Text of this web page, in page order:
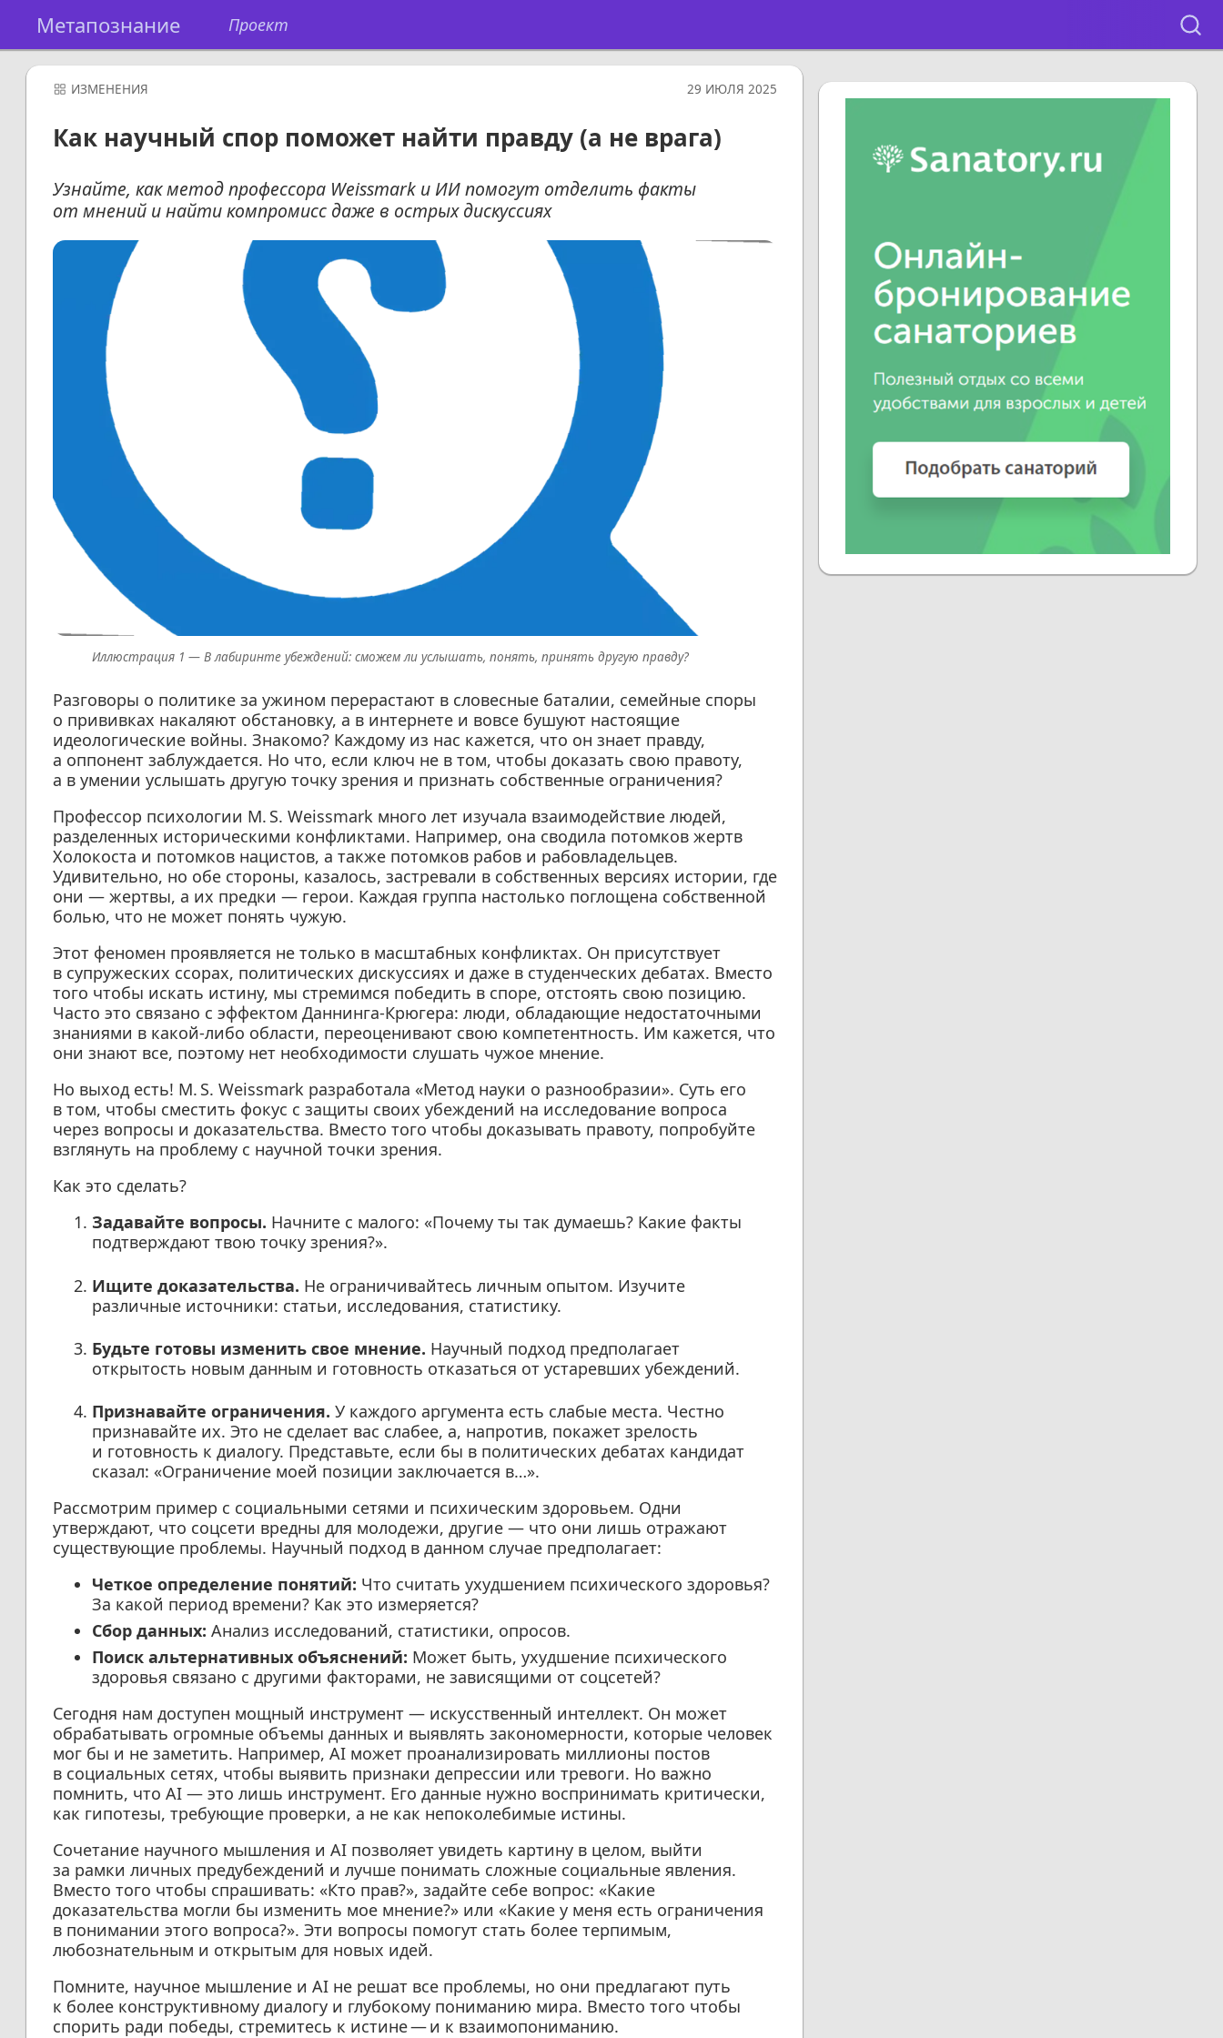
Метапознание Проект
ИЗМЕНЕНИЯ 29 ИЮЛЯ 2025
Как научный спор поможет найти правду (а не врага)
Узнайте, как метод профессора Weissmark и ИИ помогут отделить факты
от мнений и найти компромисс даже в острых дискуссиях
В лабиринте убеждений: сможем ли услышать, понять, принять другую правду?
Разговоры о политике за ужином перерастают в словесные баталии, семейные споры
о прививках накаляют обстановку, а в интернете и вовсе бушуют настоящие
идеологические войны. Знакомо? Каждому из нас кажется, что он знает правду,
а оппонент заблуждается. Но что, если ключ не в том, чтобы доказать свою правоту,
а в умении услышать другую точку зрения и признать собственные ограничения?
Профессор психологии М. S. Weissmark много лет изучала взаимодействие людей,
разделенных историческими конфликтами. Например, она сводила потомков жертв
Холокоста и потомков нацистов, а также потомков рабов и рабовладельцев.
Удивительно, но обе стороны, казалось, застревали в собственных версиях истории, где
они — жертвы, а их предки — герои. Каждая группа настолько поглощена собственной
болью, что не может понять чужую.
Этот феномен проявляется не только в масштабных конфликтах. Он присутствует
в супружеских ссорах, политических дискуссиях и даже в студенческих дебатах. Вместо
того чтобы искать истину, мы стремимся победить в споре, отстоять свою позицию.
Часто это связано с эффектом Даннинга-Крюгера: люди, обладающие недостаточными
знаниями в какой-либо области, переоценивают свою компетентность. Им кажется, что
они знают все, поэтому нет необходимости слушать чужое мнение.
Но выход есть! М. S. Weissmark разработала «Метод науки о разнообразии». Суть его
в том, чтобы сместить фокус с защиты своих убеждений на исследование вопроса
через вопросы и доказательства. Вместо того чтобы доказывать правоту, попробуйте
взглянуть на проблему с научной точки зрения.
Как это сделать?
Задавайте вопросы. Начните с малого: «Почему ты так думаешь? Какие факты
подтверждают твою точку зрения?».
Ищите доказательства. Не ограничивайтесь личным опытом. Изучите
различные источники: статьи, исследования, статистику.
Будьте готовы изменить свое мнение. Научный подход предполагает
открытость новым данным и готовность отказаться от устаревших убеждений.
Признавайте ограничения. У каждого аргумента есть слабые места. Честно
признавайте их. Это не сделает вас слабее, а, напротив, покажет зрелость
и готовность к диалогу. Представьте, если бы в политических дебатах кандидат
сказал: «Ограничение моей позиции заключается в…».
Рассмотрим пример с социальными сетями и психическим здоровьем. Одни
утверждают, что соцсети вредны для молодежи, другие — что они лишь отражают
существующие проблемы. Научный подход в данном случае предполагает:
Четкое определение понятий: Что считать ухудшением психического здоровья?
За какой период времени? Как это измеряется?
Сбор данных: Анализ исследований, статистики, опросов.
Поиск альтернативных объяснений: Может быть, ухудшение психического
здоровья связано с другими факторами, не зависящими от соцсетей?
Сегодня нам доступен мощный инструмент — искусственный интеллект. Он может
обрабатывать огромные объемы данных и выявлять закономерности, которые человек
мог бы и не заметить. Например, AI может проанализировать миллионы постов
в социальных сетях, чтобы выявить признаки депрессии или тревоги. Но важно
помнить, что AI — это лишь инструмент. Его данные нужно воспринимать критически,
как гипотезы, требующие проверки, а не как непоколебимые истины.
Сочетание научного мышления и AI позволяет увидеть картину в целом, выйти
за рамки личных предубеждений и лучше понимать сложные социальные явления.
Вместо того чтобы спрашивать: «Кто прав?», задайте себе вопрос: «Какие
доказательства могли бы изменить мое мнение?» или «Какие у меня есть ограничения
в понимании этого вопроса?». Эти вопросы помогут стать более терпимым,
любознательным и открытым для новых идей.
Помните, научное мышление и AI не решат все проблемы, но они предлагают путь
к более конструктивному диалогу и глубокому пониманию мира. Вместо того чтобы
спорить ради победы, стремитесь к истине — и к взаимопониманию.